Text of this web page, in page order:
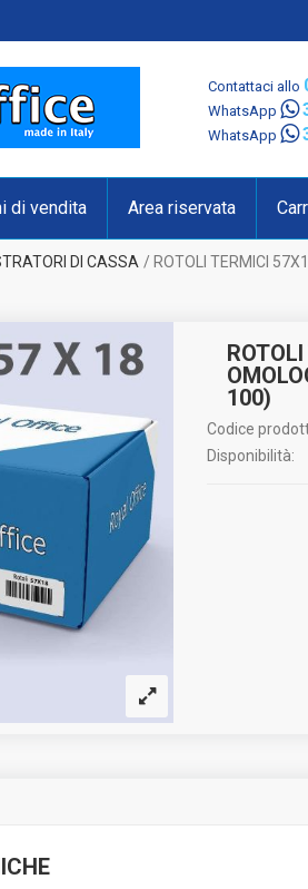
Contattaci allo
WhatsApp
WhatsApp
di vendita Area riservata
DI CASSA ROTOLI TERMICI
100)
Codice
Disponibilità: